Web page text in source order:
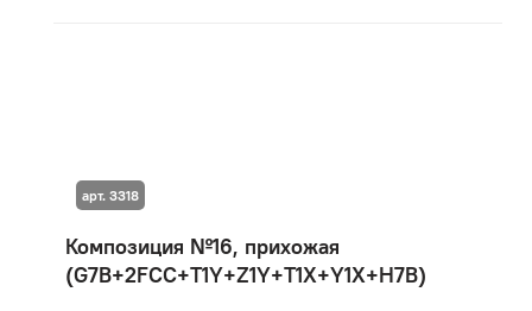
Композиция №16, прихожая
(G7B+2FCC+T1Y+Z1Y+T1X+Y1X+H7B)
арт. 3318